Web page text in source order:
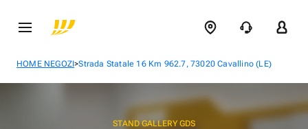
HOME NEGOZI>Strada Statale 16 Km 962.7, 73020 Cavallino (LE)
STAND GALLERY GDS